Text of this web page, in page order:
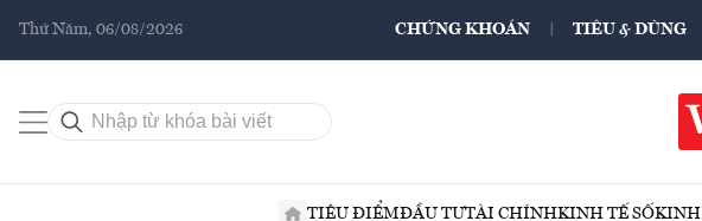
Thứ Năm, 06/08/2026 CHỨNG KHOÁN TIÊU & DÙNG
TIÊU ĐIỂMĐẦU TƯTÀI CHÍNHKINH TẾ SỐKINH